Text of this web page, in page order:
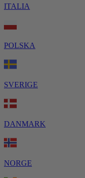
ITALIA
POLSKA
SVERIGE
DANMARK
NORGE